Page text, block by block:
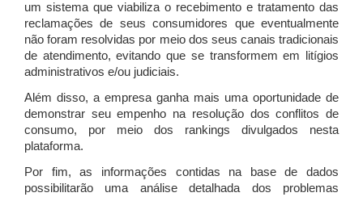
um sistema que viabiliza o recebimento e tratamento das
reclamações de seus consumidores que eventualmente
não foram resolvidas por meio dos seus canais tradicionais
de atendimento, evitando que se transformem em litígios
administrativos e/ou judiciais.
Além disso, a empresa ganha mais uma oportunidade de
demonstrar seu empenho na resolução dos conflitos de
consumo, por meio dos rankings divulgados nesta
plataforma.
Por fim, as informações contidas na base de dados
possibilitarão uma análise detalhada dos problemas